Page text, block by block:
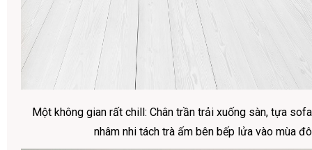
Một không gian rất chill: Chân trần trải xuống sàn, tựa
nhâm nhi tách trà ấm bên bếp lửa vào mùa